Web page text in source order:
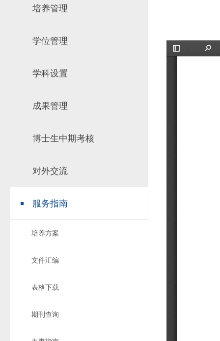
培养管理
学位管理
学科设置
成果管理
博士生中期考核
对外交流
服务指南
培养方案
文件汇编
表格下载
期刊查询